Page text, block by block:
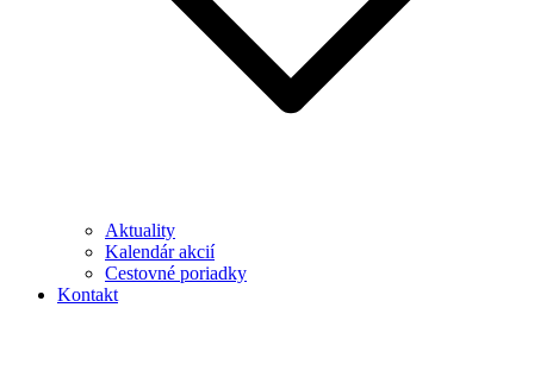
Aktuality
Kalendár akcií
Cestovné poriadky
Kontakt